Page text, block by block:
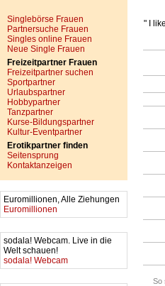
Singlebörse Frauen
Partnersuche Frauen
Singles online Frauen
Neue Single Frauen
Freizeitpartner Frauen
Freizeitpartner suchen
Sportpartner
Urlaubspartner
Hobbypartner
Tanzpartner
Kurse-Bildungspartner
Kultur-Eventpartner
Erotikpartner finden
Seitensprung
Kontaktanzeigen
Euromillionen, Alle Ziehungen
Euromillionen
sodala! Webcam. Live in die
Welt schauen!
sodala! Webcam
" I
So